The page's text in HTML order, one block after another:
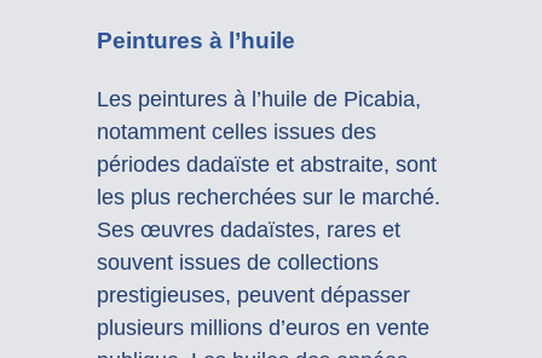
Peintures à l’huile
Les peintures à l’huile de Picabia,
notamment celles issues des
périodes dadaïste et abstraite, sont
les plus recherchées sur le marché.
Ses œuvres dadaïstes, rares et
souvent issues de collections
prestigieuses, peuvent dépasser
plusieurs millions d’euros en vente